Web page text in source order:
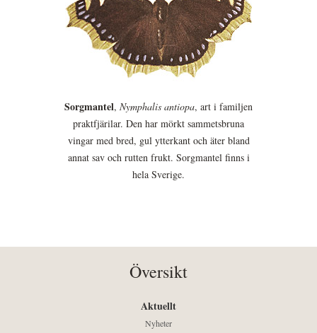
Sorgmantel, Nymphalis antiopa, art i familjen
praktfjärilar. Den har mörkt sammetsbruna
vingar med bred, gul ytterkant och äter bland
annat sav och rutten frukt. Sorgmantel finns i
hela Sverige.
Översikt
Aktuellt
Nyheter